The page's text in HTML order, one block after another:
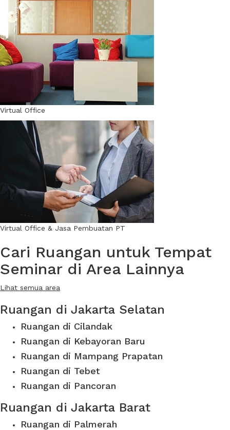
Virtual Office
Virtual Office & Jasa Pembuatan PT
Cari Ruangan untuk Tempat
Seminar di Area Lainnya
Lihat semua area
Ruangan di Jakarta Selatan
Ruangan di Cilandak
Ruangan di Kebayoran Baru
Ruangan di Mampang Prapatan
Ruangan di Tebet
Ruangan di Pancoran
Ruangan di Jakarta Barat
Ruangan di Palmerah